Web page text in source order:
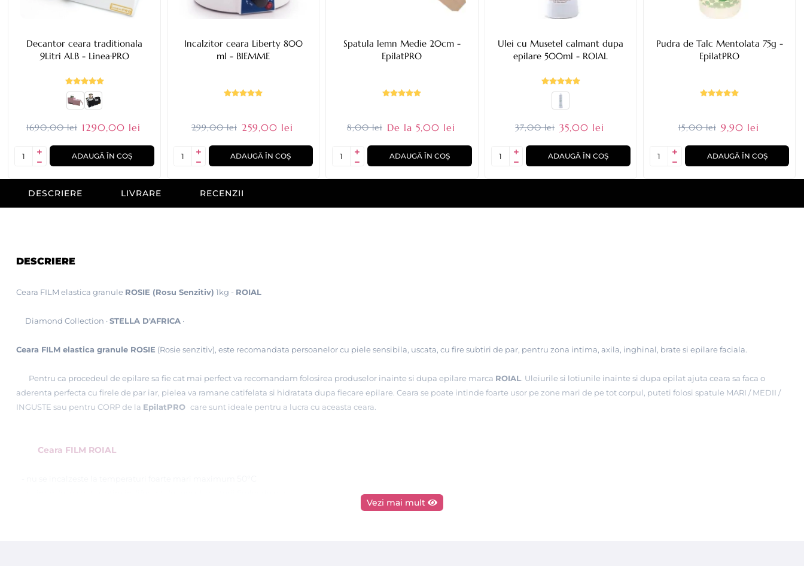
Decantor ceara traditionala
9Litri ALB - Linea·PRO
1690,00 lei 1290,00 lei
ADAUGĂ ÎN COȘ
Incalzitor ceara Liberty 800
ml - BIEMME
299,00 lei 259,00 lei
ADAUGĂ ÎN COȘ
Spatula lemn Medie 20cm -
EpilatPRO
8,00 lei De la 5,00 lei
ADAUGĂ ÎN COȘ
Ulei cu Musetel calmant dupa
epilare 500ml - ROIAL
37,00 lei 35,00 lei
ADAUGĂ ÎN COȘ
Pudra de Talc Mentolata 75g -
EpilatPRO
15,00 lei 9,90 lei
ADAUGĂ ÎN COȘ
DESCRIERE LIVRARE RECENZII
DESCRIERE
Ceara FILM elastica granule ROSIE (Rosu Senzitiv) 1kg - ROIAL
Diamond Collection ·STELLA D'AFRICA·
Ceara FILM elastica granule ROSIE (Rosie senzitiv), este recomandata persoanelor cu piele sensibila, uscata, cu fire subtiri de par, pentru zona intima, axila, inghinal, brate si epilare faciala.
Pentru ca procedeul de epilare sa fie cat mai perfect va recomandam folosirea produselor inainte si dupa epilare marca ROIAL. Uleiurile si lotiunile inainte si dupa epilat ajuta ceara sa faca o
aderenta perfecta cu firele de par iar, pielea va ramane catifelata si hidratata dupa fiecare epilare. Ceara se poate intinde foarte usor pe zone mari de pe tot corpul, puteti folosi spatule MARI / MEDII /
INGUSTE sau pentru CORP de la EpilatPRO care sunt ideale pentru a lucra cu aceasta ceara.
Ceara FILM ROIAL
Vezi mai mult